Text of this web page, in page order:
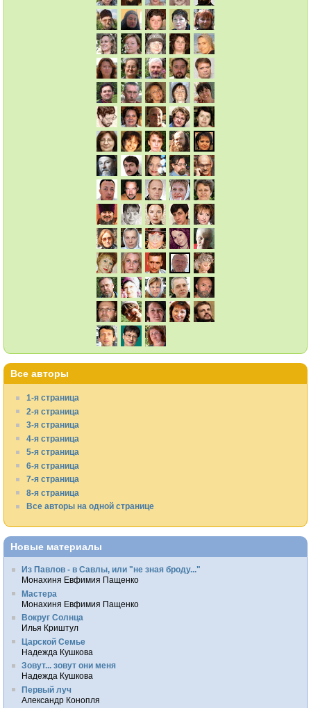
Все авторы
1-я страница
2-я страница
3-я страница
4-я страница
5-я страница
6-я страница
7-я страница
8-я страница
Все авторы на одной странице
Новые материалы
Из Павлов - в Савлы, или "не зная броду..."
Монахиня Евфимия Пащенко
Мастера
Монахиня Евфимия Пащенко
Вокруг Солнца
Илья Криштул
Царской Семье
Надежда Кушкова
Зовут... зовут они меня
Надежда Кушкова
Первый луч
Александр Конопля